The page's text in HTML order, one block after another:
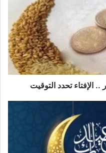
الإفتاء تحدد التوقيت